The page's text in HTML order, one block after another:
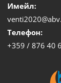
Имейл:
Телефон:
+359 / 876 40